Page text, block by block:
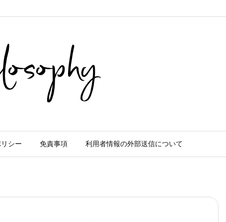
シー 免責事項 利用者情報の外部送信について